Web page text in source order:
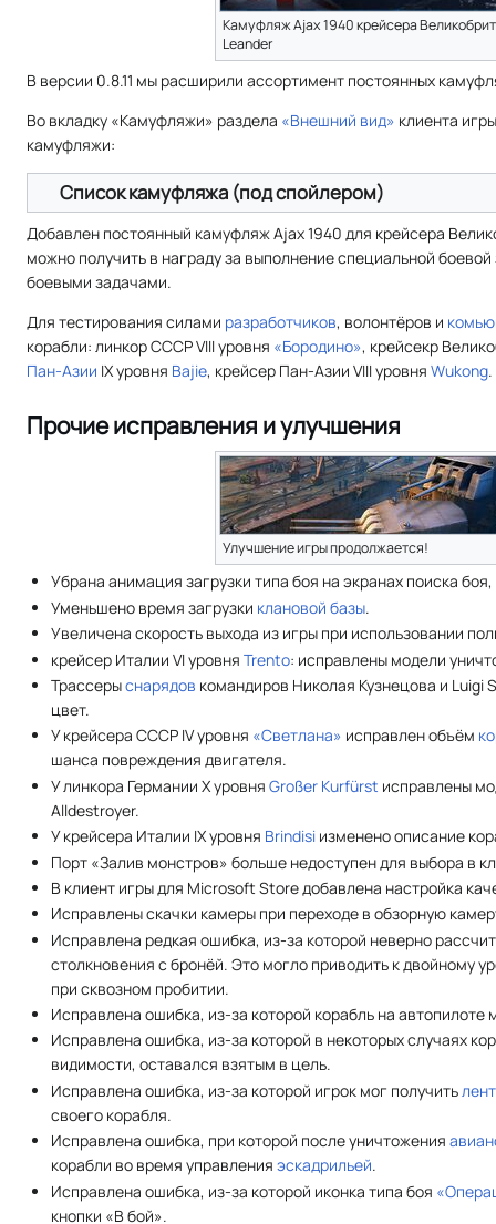
Камуфляж Ajax 1940 крейсера
Leander
В версии 0.8.11 мы расширили ассортимент постоянных
Во вкладку «Камуфляжи» раздела «Внешний вид» клиента
камуфляжи:
Список камуфляжа (под спойлером)
Добавлен постоянный камуфляж Ajax 1940 для крейсера
можно получить в награду за выполнение специальной
боевыми задачами.
Для тестирования силами разработчиков, волонтёров и
корабли: линкор СССР VIII уровня «Бородино», крейсекр
Пан-Азии IX уровня Bajie, крейсер Пан-Азии VIII уровня Wukong.
Прочие исправления и улучшения
Улучшение игры продолжается!
Убрана анимация загрузки типа боя на экранах поиска
Уменьшено время загрузки клановой базы.
Увеличена скорость выхода из игры при использовании
крейсер Италии VI уровняTrento: исправлены модели
Трассерыснарядов командиров Николая Кузнецова и
цвет.
У крейсера СССР IV уровня «Светлана» исправлен объём
шанса повреждения двигателя.
У линкора Германии X уровняGroßer Kurfürst исправлены
Alldestroyer.
У крейсера Италии IX уровня Brindisi изменено описание
Порт «Залив монстров» больше недоступен для выбора в
В клиент игры для Microsoft Store добавлена настройка
Исправлены скачки камеры при переходе в обзорную
Исправлена редкая ошибка, из-за которой неверно
столкновения с бронёй. Это могло приводить к двойному
при сквозном пробитии.
Исправлена ошибка, из-за которой корабль на автопилоте
Исправлена ошибка, из-за которой в некоторых случаях
видимости, оставался взятым в цель.
Исправлена ошибка, из-за которой игрок мог получить
своего корабля.
Исправлена ошибка, при которой после уничтожения
корабли во время управленияэскадрильей.
Исправлена ошибка, из-за которой иконка типа боя
кнопки «В бой».